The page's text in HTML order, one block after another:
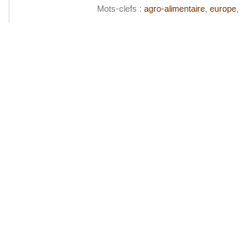
Mots-clefs : agro-alimentaire, europe,